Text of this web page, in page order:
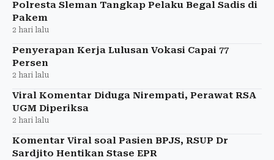
Polresta Sleman Tangkap Pelaku Begal Sadis di
Pakem
2 hari lalu
Penyerapan Kerja Lulusan Vokasi Capai 77
Persen
2 hari lalu
Viral Komentar Diduga Nirempati, Perawat RSA
UGM Diperiksa
2 hari lalu
Komentar Viral soal Pasien BPJS, RSUP Dr
Sardjito Hentikan Stase EPR